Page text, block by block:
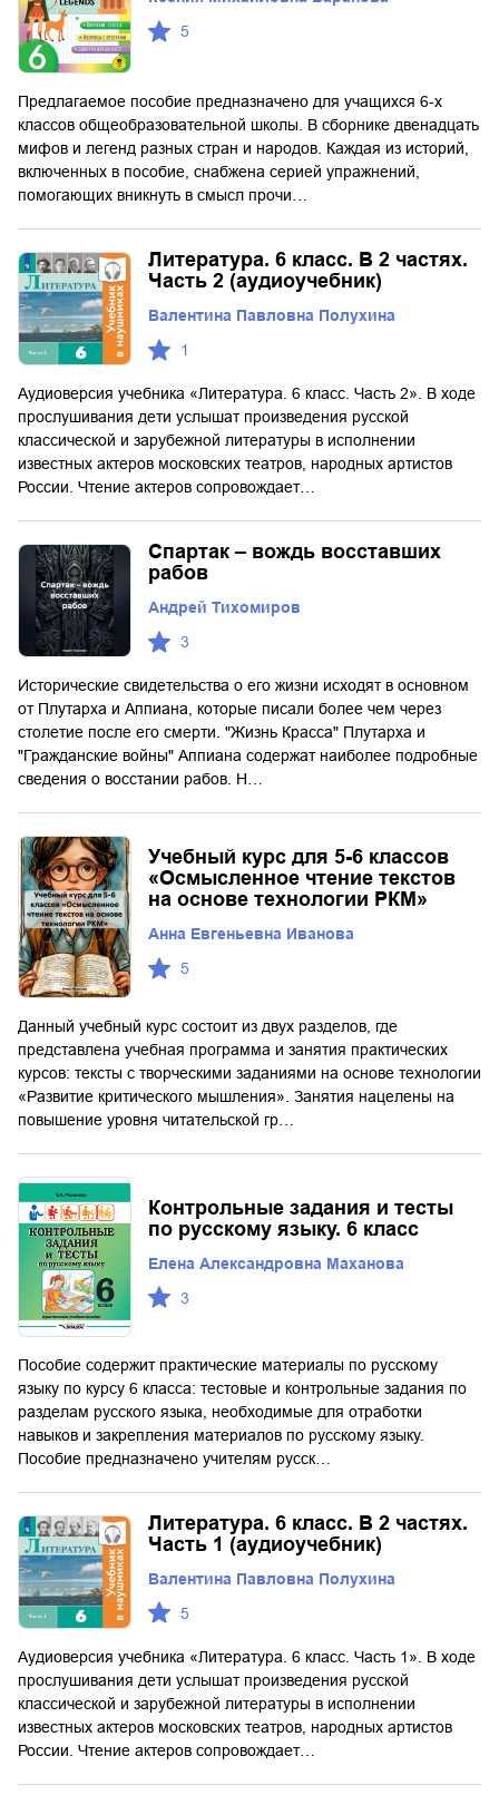
5
Предлагаемое пособие предназначено для учащихся 6-х
классов общеобразовательной школы. В сборнике двенадцать
мифов и легенд разных стран и народов. Каждая из историй,
включенных в пособие, снабжена серией упражнений,
помогающих вникнуть в смысл прочи…
Литература. 6 класс. В 2 частях.
Часть 2 (аудиоучебник)
Валентина Павловна Полухина
1
Аудиоверсия учебника «Литература. 6 класс. Часть 2». В ходе
прослушивания дети услышат произведения русской
классической и зарубежной литературы в исполнении
известных актеров московских театров, народных артистов
России. Чтение актеров сопровождает…
Спартак – вождь восставших
рабов
Андрей Тихомиров
3
Исторические свидетельства о его жизни исходят в основном
от Плутарха и Аппиана, которые писали более чем через
столетие после его смерти. "Жизнь Красса" Плутарха и
"Гражданские войны" Аппиана содержат наиболее подробные
сведения о восстании рабов. Н…
Учебный курс для 5-6 классов
«Осмысленное чтение текстов
на основе технологии РКМ»
Анна Евгеньевна Иванова
5
Данный учебный курс состоит из двух разделов, где
представлена учебная программа и занятия практических
курсов: тексты с творческими заданиями на основе технологии
«Развитие критического мышления». Занятия нацелены на
повышение уровня читательской гр…
Контрольные задания и тесты
по русскому языку. 6 класс
Елена Александровна Маханова
3
Пособие содержит практические материалы по русскому
языку по курсу 6 класса: тестовые и контрольные задания по
разделам русского языка, необходимые для отработки
навыков и закрепления материалов по русскому языку.
Пособие предназначено учителям русск…
Литература. 6 класс. В 2 частях.
Часть 1 (аудиоучебник)
Валентина Павловна Полухина
5
Аудиоверсия учебника «Литература. 6 класс. Часть 1». В ходе
прослушивания дети услышат произведения русской
классической и зарубежной литературы в исполнении
известных актеров московских театров, народных артистов
России. Чтение актеров сопровождает…